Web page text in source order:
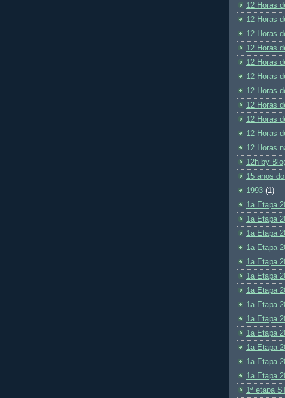
12 Horas
12 Horas
12 Horas
12 Horas
12 Horas
12 Horas
12 Horas
12 Horas
12 Horas
12 Horas
12 Horas
12h by
15 anos
1993 (1)
1a Etapa
1a Etapa
1a Etapa
1a Etapa
1a Etapa
1a Etapa
1a Etapa
1a Etapa
1a Etapa
1a Etapa
1a Etapa
1a Etapa
1a Etapa
1ª etapa